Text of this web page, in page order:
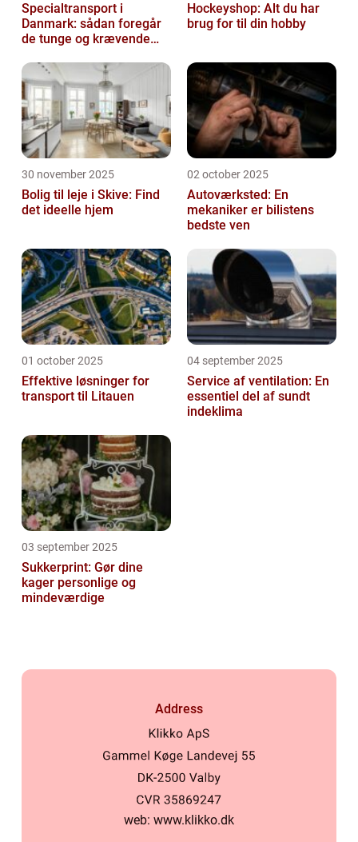
Specialtransport i
Danmark: sådan foregår
de tunge og krævende
Hockeyshop: Alt du har
brug for til din hobby
30 november 2025
Bolig til leje i Skive: Find
det ideelle hjem
02 october 2025
Autoværksted: En
mekaniker er bilistens
bedste ven
01 october 2025
Effektive løsninger for
transport til Litauen
04 september 2025
Service af ventilation: En
essentiel del af sundt
indeklima
03 september 2025
Sukkerprint: Gør dine
kager personlige og
mindeværdige
Address
web: www.klikko.dk